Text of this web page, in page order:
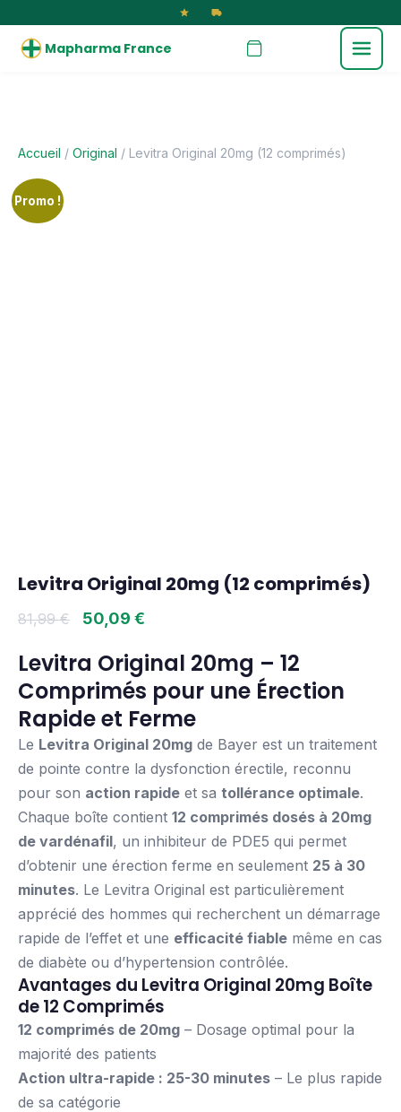
Mapharma France
Accueil / Original / Levitra Original 20mg (12 comprimés)
Promo !
Levitra Original 20mg (12 comprimés)
81,99€ 50,09 €
Levitra Original 20mg – 12
Comprimés pour une Érection
Rapide et Ferme
Le Levitra Original 20mg de Bayer est un traitement
de pointe contre la dysfonction érectile, reconnu
pour son action rapide et sa tollérance optimale.
Chaque boîte contient 12 comprimés dosés à 20mg
de vardénafil, un inhibiteur de PDE5 qui permet
d’obtenir une érection ferme en seulement 25 à 30
minutes. Le Levitra Original est particulièrement
apprécié des hommes qui recherchent un démarrage
rapide de l’effet et une efficacité fiable même en cas
de diabète ou d’hypertension contrôlée.
Avantages du Levitra Original 20mg Boîte
de 12 Comprimés
12 comprimés de 20mg – Dosage optimal pour la
majorité des patients
Action ultra-rapide : 25-30 minutes – Le plus rapide
de sa catégorie